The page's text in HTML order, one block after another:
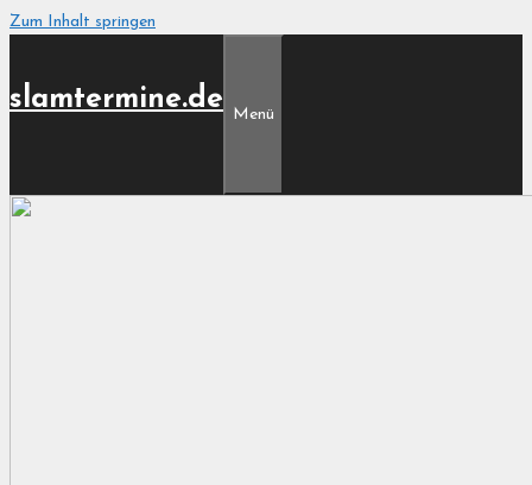
Zum Inhalt springen
slamtermine.de
Menü